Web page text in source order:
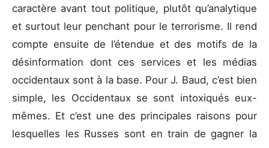
caractère avant tout politique, plutôt qu’analytique
et surtout leur penchant pour le terrorisme. Il rend
compte ensuite de l’étendue et des motifs de la
désinformation dont ces services et les médias
occidentaux sont à la base. Pour J. Baud, c’est bien
simple, les Occidentaux se sont intoxiqués eux-
mêmes. Et c’est une des principales raisons pour
lesquelles les Russes sont en train de gagner la